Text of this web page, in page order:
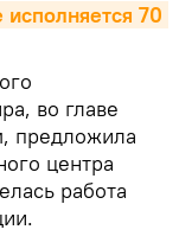
70
во главе
предложила
центра
работа